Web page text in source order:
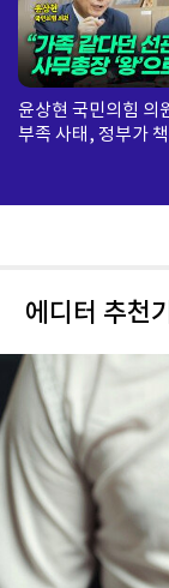
윤상현 국민의힘 의
부족 사태, 정부가
에디터 추천